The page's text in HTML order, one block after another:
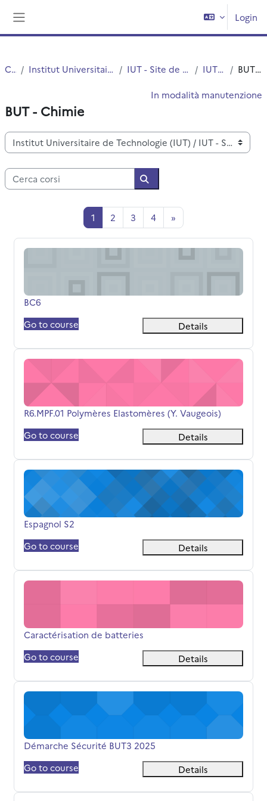
Login
Corsi Institut Universitaire de Technologie (IUT) IUT - Site de Villeneuve d'Ascq IUT - Chimie BUT - Chimie
In modalità manutenzione
BUT - Chimie
Categorie di corso
Cerca corsi
Cerca corsi
1 Pagina 1
2 Pagina 2
3 Pagina 3
4Pagina 4
»
BC6
Titolo del corso
BC6
Go to course
Details
R6.MPF.01 Polymères Elastomères (Y. Vaugeois)
Titolo del corso
R6.MPF.01 Polymères Elastomères (Y. Vaugeois)
Go to course
Details
Espagnol S2
Titolo del corso
Espagnol S2
Go to course
Details
Caractérisation de batteries
Titolo del corso
Caractérisation de batteries
Go to course
Details
Démarche Sécurité BUT3 2025
Titolo del corso
Démarche Sécurité BUT3 2025
Go to course
Details